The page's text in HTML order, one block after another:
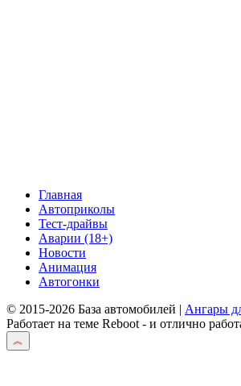
Главная
Автоприколы
Тест-драйвы
Аварии (18+)
Новости
Анимация
Автогонки
© 2015-2026 База автомобилей | Ангары
Работает на теме Reboot - и отлично